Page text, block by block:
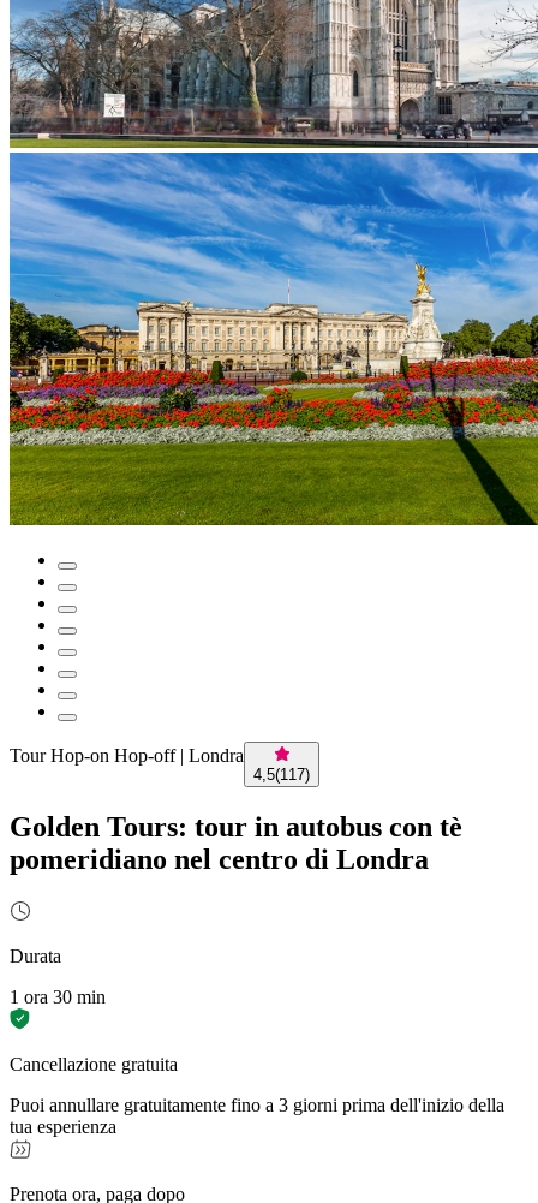
Tour Hop-on Hop-off | Londra
4,5(117)
Golden Tours: tour in autobus con tè
pomeridiano nel centro di Londra
Durata
1 ora 30 min
Cancellazione gratuita
Puoi annullare gratuitamente fino a 3 giorni prima dell'inizio della
tua esperienza
Prenota ora, paga dopo